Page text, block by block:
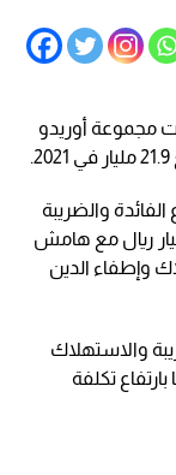
مجموعة أوريدو
والضريبة
وإطفاء الدين لتلك الفترة 9.1 مليار ريال مع هامش
وإطفاء الدين
والاستهلاك
بارتفاع تكلفة